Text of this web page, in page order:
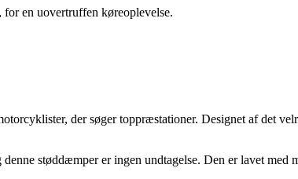
en uovertruffen køreoplevelse.
der søger toppræstationer. Designet af det
støddæmper er ingen undtagelse. Den er lavet med